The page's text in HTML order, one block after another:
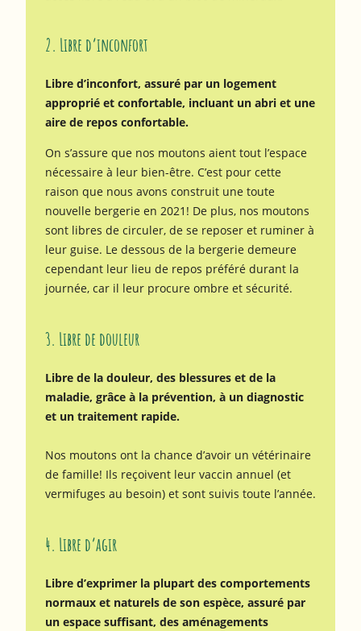
2. Libre d’inconfort
Libre d’inconfort, assuré par un logement
approprié et confortable, incluant un abri et une
aire de repos confortable.
On s’assure que nos moutons aient tout l’espace
nécessaire à leur bien-être. C’est pour cette
raison que nous avons construit une toute
nouvelle bergerie en 2021! De plus, nos moutons
sont libres de circuler, de se reposer et ruminer à
leur guise. Le dessous de la bergerie demeure
cependant leur lieu de repos préféré durant la
journée, car il leur procure ombre et sécurité.
3. Libre de douleur
Libre de la douleur, des blessures et de la
maladie, grâce à la prévention, à un diagnostic
et un traitement rapide.
Nos moutons ont la chance d’avoir un vétérinaire
de famille! Ils reçoivent leur vaccin annuel (et
vermifuges au besoin) et sont suivis toute l’année.
4. Libre d’agir
Libre d’exprimer la plupart des comportements
normaux et naturels de son espèce, assuré par
un espace suffisant, des aménagements